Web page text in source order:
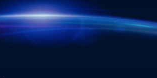
151****9288 4小时前
151****3221 1小时前